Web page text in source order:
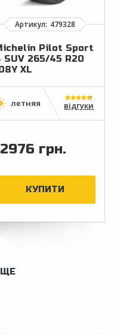
Pilot Sport
SUV 265/45 R20
XL
відгуки
грн.
ЩЕ